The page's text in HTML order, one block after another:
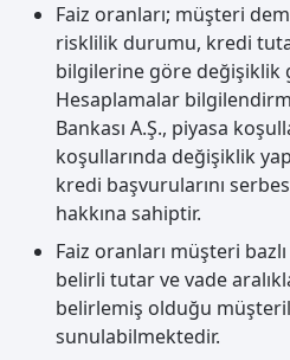
Faiz oranları; müşteri
risklilik durumu, kredi
bilgilerine göre değişiklik
Hesaplamalar
Bankası A.Ş., piyasa
koşullarında değişiklik
kredi başvurularını
hakkına sahiptir.
Faiz oranları müşteri
belirli tutar ve vade
belirlemiş olduğu
sunulabilmektedir.